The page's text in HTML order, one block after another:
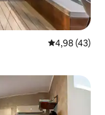
4,98 (43)